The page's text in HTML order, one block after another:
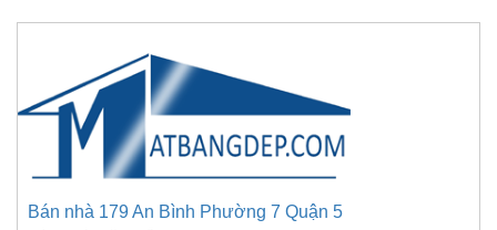
Bán nhà 179 An Bình Phường 7 Quận 5